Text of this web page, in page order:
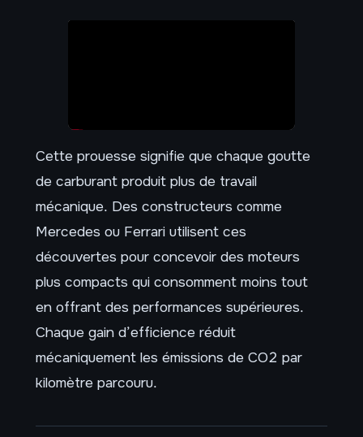
Cette prouesse signifie que chaque goutte
de carburant produit plus de travail
mécanique. Des constructeurs comme
Mercedes ou Ferrari utilisent ces
découvertes pour concevoir des moteurs
plus compacts qui consomment moins tout
en offrant des performances supérieures.
Chaque gain d’efficience réduit
mécaniquement les émissions de CO2 par
kilomètre parcouru.